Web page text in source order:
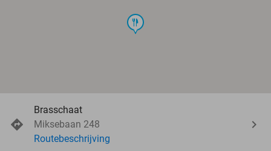
food
Brasschaat
Miksebaan 248
Routebeschrijving